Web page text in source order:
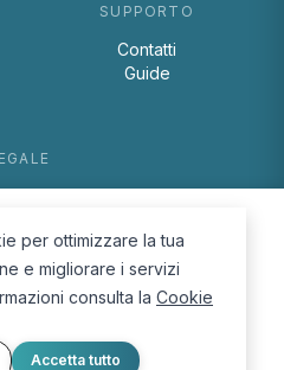
SUPPORTO
Contatti
Guide
Policy
per ottimizzare la tua
e migliorare i servizi
consulta la Cookie
Accetta tutto